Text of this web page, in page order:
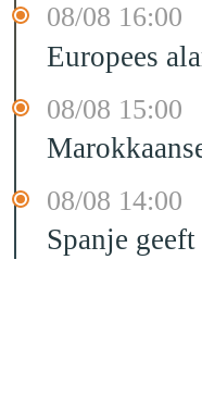
08/08 16:00
Europees
08/08 15:00
08/08 14:00
Spanje